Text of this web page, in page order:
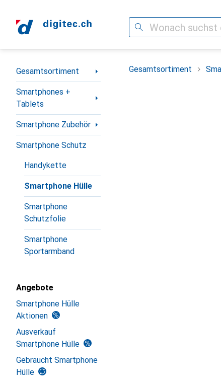
Suche
Navigation nach Kategorien
Gesamtsortiment
Smartphones +
Tablets
Smartphone Zubehör
Smartphone Schutz
Handykette
Smartphone Hülle
Smartphone
Schutzfolie
Smartphone
Sportarmband
Angebote
Smartphone Hülle
Aktionen
Ausverkauf
Smartphone Hülle
Gebraucht Smartphone
Hülle
Gesamtsortiment